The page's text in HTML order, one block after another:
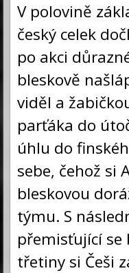
V polovině
český celek
po akci
bleskově
viděl a
parťáka do
úhlu do
sebe, čehož si
bleskovou
týmu. S
přemisťující se
třetiny si Češi